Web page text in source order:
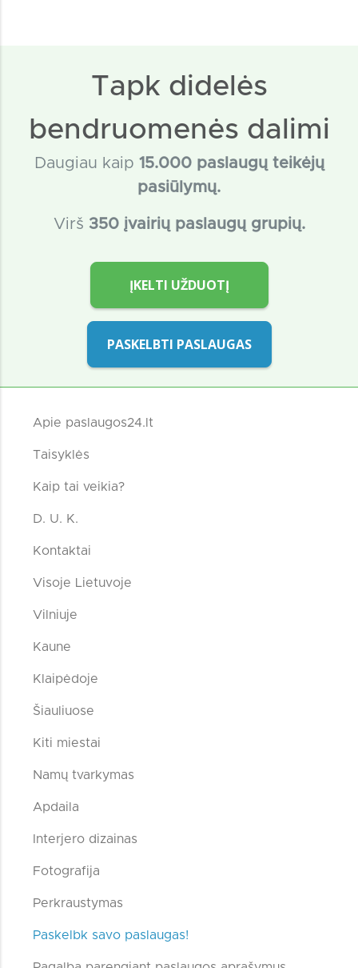
Tapk didelės
bendruomenės dalimi
Daugiau kaip 15.000 paslaugų teikėjų
pasiūlymų.
Virš 350 įvairių paslaugų grupių.
ĮKELTI UŽDUOTĮ
PASKELBTI PASLAUGAS
Apie paslaugos24.lt
Taisyklės
Kaip tai veikia?
D. U. K.
Kontaktai
Visoje Lietuvoje
Vilniuje
Kaune
Klaipėdoje
Šiauliuose
Kiti miestai
Namų tvarkymas
Apdaila
Interjero dizainas
Fotografija
Perkraustymas
Paskelbk savo paslaugas!